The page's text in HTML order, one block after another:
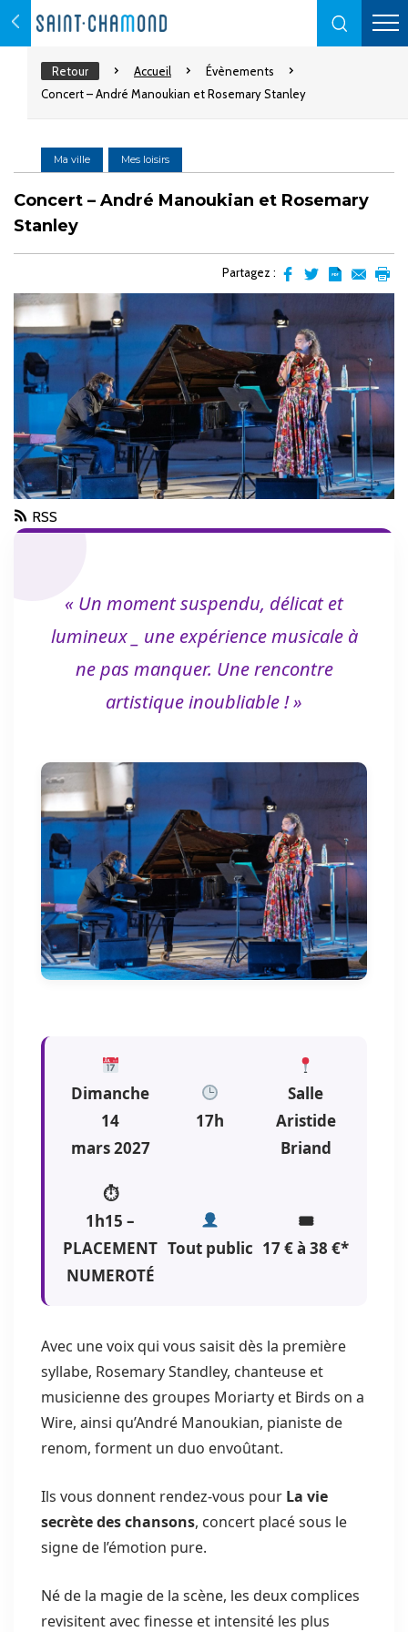
Retour Accueil
Évènements
Concert – André Manoukian et Rosemary Stanley
Ma ville Mes loisirs
Concert – André Manoukian et Rosemary
Stanley
Partagez :
facebookTwitter
en
email
RSS
« Un moment suspendu, délicat et
lumineux _ une expérience musicale à
ne pas manquer. Une rencontre
artistique inoubliable ! »
Dimanche
14
mars 2027
17h
Salle
Aristide
Briand
⏱
1h15 –
PLACEMENT
NUMEROTÉ
Tout public
🎟
17 € à 38 €*
Avec une voix qui vous saisit dès la première
syllabe, Rosemary Standley, chanteuse et
musicienne des groupes Moriarty et Birds on a
Wire, ainsi qu’André Manoukian, pianiste de
renom, forment un duo envoûtant.
Ils vous donnent rendez-vous pour La vie
secrète des chansons, concert placé sous le
signe de l’émotion pure.
Né de la magie de la scène, les deux complices
revisitent avec finesse et intensité les plus